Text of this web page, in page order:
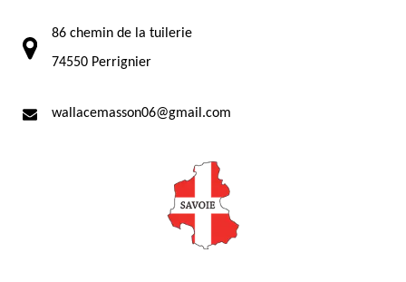
86 chemin de la tuilerie
74550 Perrignier
wallacemasson06@gmail.com